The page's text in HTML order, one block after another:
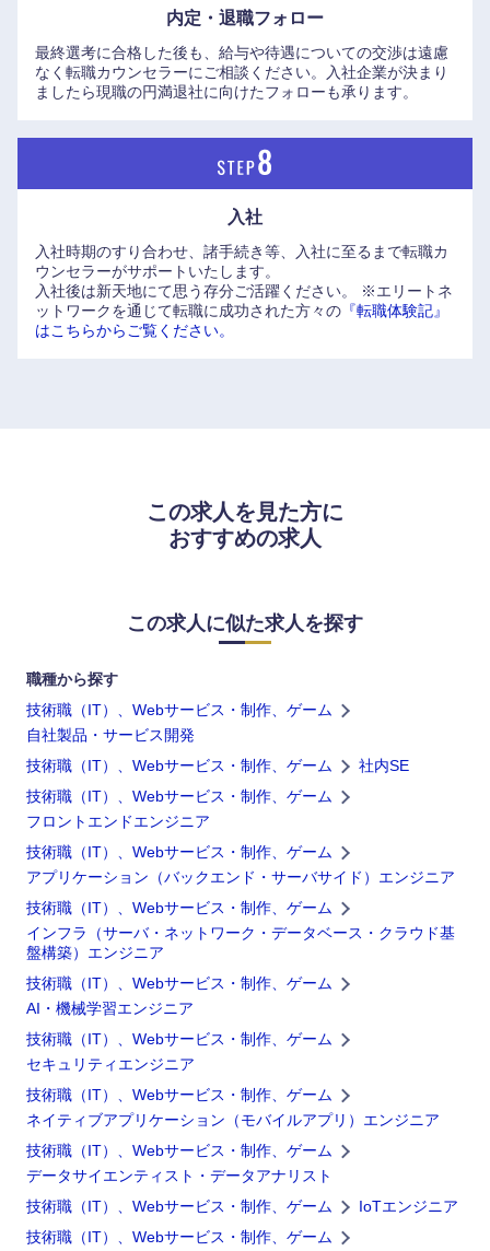
内定・退職フォロー
最終選考に合格した後も、給与や待遇についての交渉は遠慮
なく転職カウンセラーにご相談ください。入社企業が決まり
ましたら現職の円満退社に向けたフォローも承ります。
入社
入社時期のすり合わせ、諸手続き等、入社に至るまで転職カ
ウンセラーがサポートいたします。
入社後は新天地にて思う存分ご活躍ください。
※エリートネ
ットワークを通じて転職に成功された方々の 『転職体験記』
はこちらからご覧ください。
この求人を見た方に
おすすめの求人
この求人に似た求人を探す
職種から探す
技術職（IT）、Webサービス・制作、ゲーム
自社製品・サービス開発
技術職（IT）、Webサービス・制作、ゲーム
社内SE
技術職（IT）、Webサービス・制作、ゲーム
フロントエンドエンジニア
技術職（IT）、Webサービス・制作、ゲーム
アプリケーション（バックエンド・サーバサイド）エンジニア
技術職（IT）、Webサービス・制作、ゲーム
インフラ（サーバ・ネットワーク・データベース・クラウド基
盤構築）エンジニア
技術職（IT）、Webサービス・制作、ゲーム
AI・機械学習エンジニア
技術職（IT）、Webサービス・制作、ゲーム
セキュリティエンジニア
技術職（IT）、Webサービス・制作、ゲーム
ネイティブアプリケーション（モバイルアプリ）エンジニア
技術職（IT）、Webサービス・制作、ゲーム
データサイエンティスト・データアナリスト
技術職（IT）、Webサービス・制作、ゲーム
IoTエンジニア
技術職（IT）、Webサービス・制作、ゲーム
海外